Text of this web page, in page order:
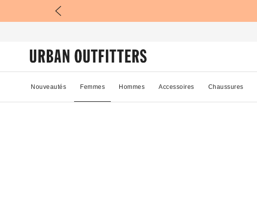
Nouveautés Femmes Hommes Accessoires Chaussures